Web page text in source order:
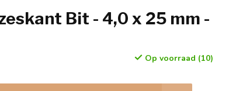
Bit - 4,0 x 25 mm -
Op voorraad (10)